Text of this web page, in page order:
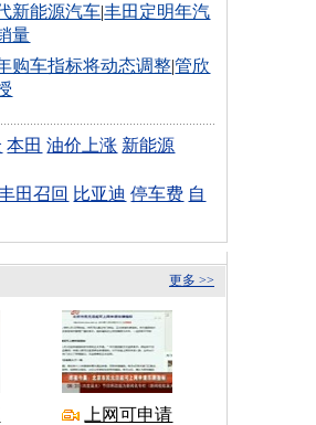
新能源汽车|丰田定明年汽
量
购车指标将动态调整|管欣
本田 油价上涨 新能源
田召回 比亚迪 停车费 自
更多 >>
上网可申请